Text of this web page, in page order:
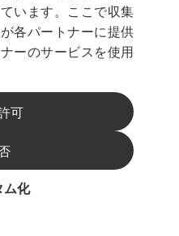
います。ここで収集
各パートナーに提供
ーのサービスを使用
ることがあります。
可
ム化